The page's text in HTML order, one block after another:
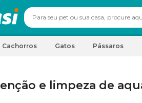
Cachorros Gatos Pássaros
e limpeza de